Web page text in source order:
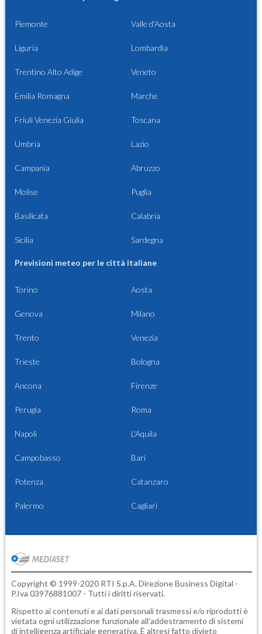
Piemonte Valle d'Aosta
Liguria Lombardia
Trentino Alto Adige Veneto
Emilia Romagna Marche
Friuli Venezia Giulia Toscana
Umbria Lazio
Campania Abruzzo
Molise Puglia
Basilicata Calabria
Sicilia Sardegna
Previsioni meteo per le città italiane
Torino Aosta
Genova Milano
Trento Venezia
Trieste Bologna
Ancona Firenze
Perugia Roma
Napoli L'Aquila
Campobasso Bari
Potenza Catanzaro
Palermo Cagliari
Copyright © 1999-2020 RTI S.p.A. Direzione Business Digital -
P.Iva 03976881007 - Tutti i diritti riservati.
Rispetto ai contenuti e ai dati personali trasmessi e/o riprodotti è
vietata ogni utilizzazione funzionale all'addestramento di sistemi
di intelligenza artificiale generativa. È altresì fatto divieto